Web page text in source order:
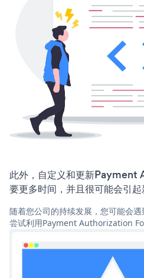
此外，自定义和更新
要更多时间，并且很可能会引起
随着您公司的持续发展，您可能会
尝试利用Payment Authorization